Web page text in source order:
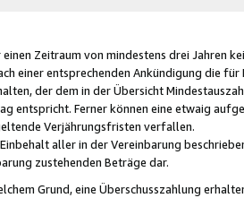
Zeitraum von mindestens drei Jahren
einer entsprechenden Ankündigung die
der dem in der Übersicht
entspricht. Ferner können eine etwaig
Verjährungsfristen verfallen.
aller in der Vereinbarung
zustehenden Beträge dar.
Grund, eine Überschusszahlung